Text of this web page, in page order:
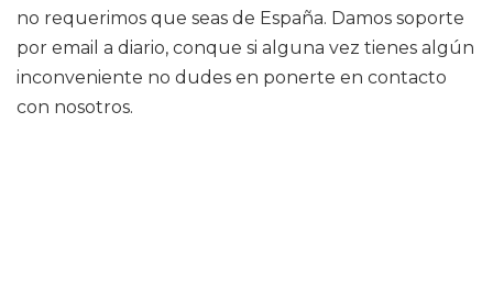
no requerimos que seas de España. Damos soporte
por email a diario, conque si alguna vez tienes algún
inconveniente no dudes en ponerte en contacto
con nosotros.